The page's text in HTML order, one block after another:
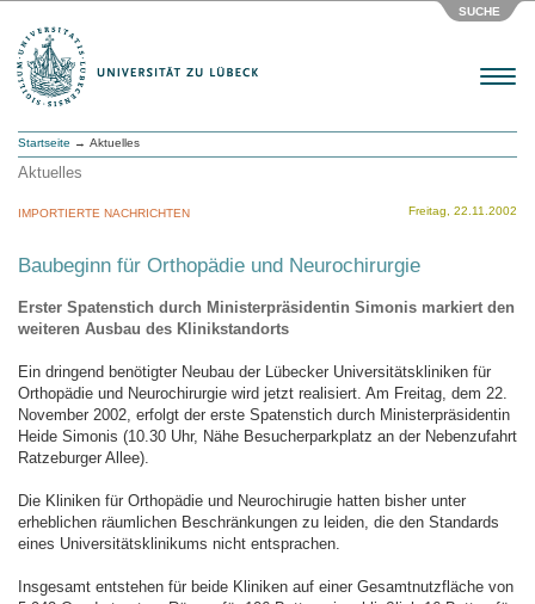
SUCHE
Menu
Startseite → Aktuelles
Aktuelles
Freitag, 22.11.2002
IMPORTIERTE NACHRICHTEN
Baubeginn für Orthopädie und Neurochirurgie
Erster Spatenstich durch Ministerpräsidentin Simonis markiert den
weiteren Ausbau des Klinikstandorts
Ein dringend benötigter Neubau der Lübecker Universitätskliniken für
Orthopädie und Neurochirurgie wird jetzt realisiert. Am Freitag, dem 22.
November 2002, erfolgt der erste Spatenstich durch Ministerpräsidentin
Heide Simonis (10.30 Uhr, Nähe Besucherparkplatz an der Nebenzufahrt
Ratzeburger Allee).
Die Kliniken für Orthopädie und Neurochirugie hatten bisher unter
erheblichen räumlichen Beschränkungen zu leiden, die den Standards
eines Universitätsklinikums nicht entsprachen.
Insgesamt entstehen für beide Kliniken auf einer Gesamtnutzfläche von